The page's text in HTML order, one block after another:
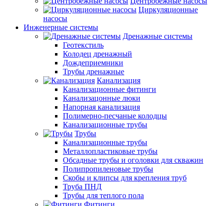
Циркуляционные
насосы
Инженерные системы
Дренажные системы
Геотекстиль
Колодец дренажный
Дождеприемники
Трубы дренажные
Канализация
Канализационные фитинги
Канализацонные люки
Напорная канализация
Полимерно-песчаные колодцы
Канализационные трубы
Трубы
Канализационные трубы
Металлопластиковые трубы
Обсадные трубы и оголовки для скважин
Полипропиленовые трубы
Скобы и клипсы для крепления труб
Труба ПНД
Трубы для теплого пола
Фитинги